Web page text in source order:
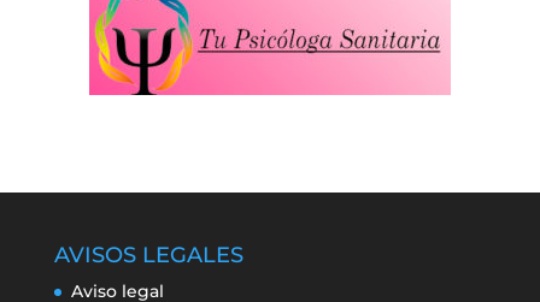
AVISOS LEGALES
Aviso legal